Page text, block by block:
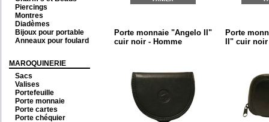
Piercings
Montres
Diadèmes
Bijoux pour portable
Anneaux pour foulard
MAROQUINERIE
Sacs
Valises
Portefeuille
Porte monnaie
Porte cartes
Porte chéquier
Porte monnaie "Angelo II"
cuir noir - Homme
Porte
II" cuir noir